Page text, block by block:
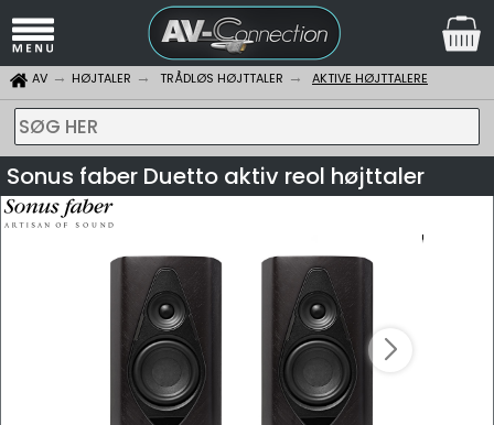
AV HØJTALER TRÅDLØS HØJTTALER AKTIVE HØJTTALERE
SØG HER
Sonus faber Duetto aktiv reol højttaler